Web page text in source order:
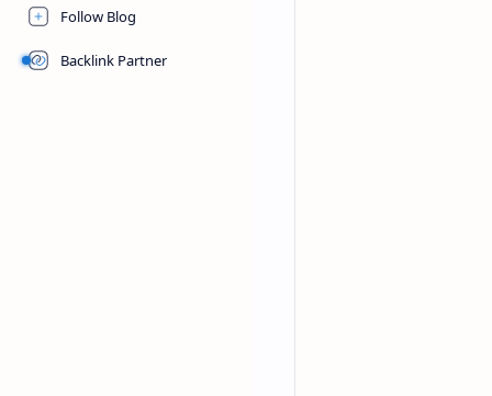
Follow Blog
Backlink Partner